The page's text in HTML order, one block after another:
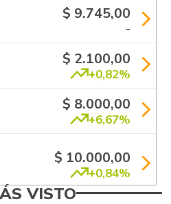
$ 9.745,00
-
$ 2.100,00
+0,82%
$ 8.000,00
+6,67%
$ 10.000,00
+0,84%
VISTO